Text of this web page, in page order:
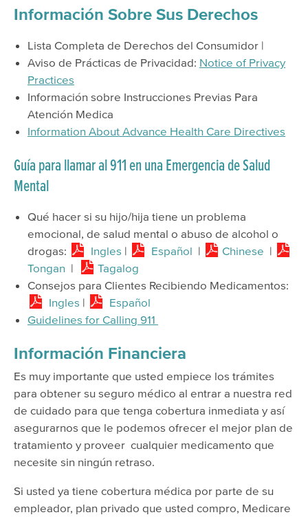
Información Sobre Sus Derechos
Lista Completa de Derechos del Consumidor |
Aviso de Prácticas de Privacidad: Notice of Privacy
Practices
Información sobre Instrucciones Previas Para
Atención Medica
Information About Advance Health Care Directives
Guía para llamar al 911 en una Emergencia de Salud
Mental
Qué hacer si su hijo/hija tiene un problema
emocional, de salud mental o abuso de alcohol o
drogas:
Ingles | Español | Chinese |
Tongan |
Tagalog
Consejos para Clientes Recibiendo Medicamentos:
Ingles |
Español
Guidelines for Calling 911
Información Financiera
Es muy importante que usted empiece los trámites
para obtener su seguro médico al entrar a nuestra red
de cuidado para que tenga cobertura inmediata y así
asegurarnos que le podemos ofrecer el mejor plan de
tratamiento y proveer cualquier medicamento que
necesite sin ningún retraso.
Si usted ya tiene cobertura médica por parte de su
empleador, plan privado que usted compro, Medicare